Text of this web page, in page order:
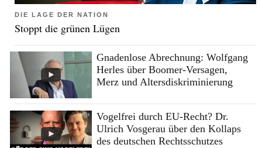
DIE LAGE DER NATION
Stoppt die grünen Lügen
Gnadenlose Abrechnung: Wolfgang
Herles über Boomer-Versagen,
Merz und Altersdiskriminierung
Vogelfrei durch EU-Recht? Dr.
Ulrich Vosgerau über den Kollaps
des deutschen Rechtsschutzes